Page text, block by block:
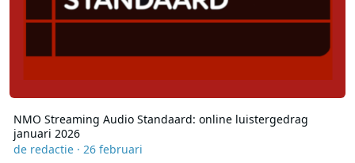
NMO Streaming Audio Standaard: online luistergedrag
januari 2026
de redactie· 26 februari